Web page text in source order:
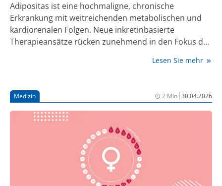
Adipositas ist eine hochmaligne, chronische
Erkrankung mit weitreichenden metabolischen und
kardiorenalen Folgen. Neue inkretinbasierte
Therapieansätze rücken zunehmend in den Fokus der
eine orale inkretinbasierte Therapie erwartet.
Lesen Sie mehr
Medizin 2 Min|30.04.2026